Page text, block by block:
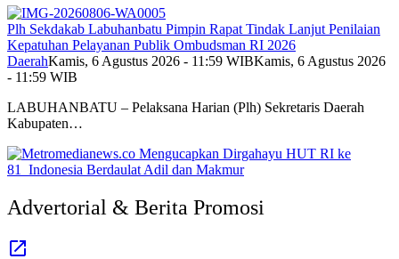
Plh Sekdakab Labuhanbatu Pimpin Rapat Tindak Lanjut Penilaian
Kepatuhan Pelayanan Publik Ombudsman RI 2026
DaerahKamis, 6 Agustus 2026 - 11:59 WIBKamis, 6 Agustus 2026
- 11:59 WIB
LABUHANBATU – Pelaksana Harian (Plh) Sekretaris Daerah
Kabupaten…
Advertorial & Berita Promosi